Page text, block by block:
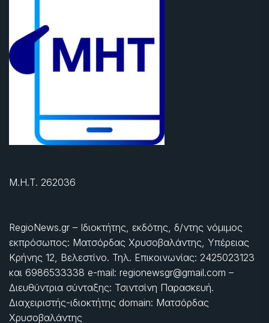
Μ.Η.Τ. 262036
RegioNews.gr – Ιδιοκτήτης, εκδότης, δ/ντης νόμιμος
εκπρόσωπος: Ματσόρδας Χρυσοβαλάντης, Υπέρειας
Κρήνης 12, Βελεστίνο. Τηλ. Επικοινωνίας: 2425023123
και 6986533338 e-mail: regionewsgr@gmail.com –
Διευθύντρια σύνταξης: Τσιντσίνη Παρασκευή.
Διαχειριστής-ιδιοκτήτης domain: Ματσόρδας
Χρυσοβαλάντης